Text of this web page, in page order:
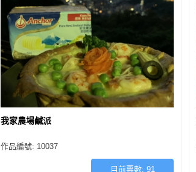
我家農場鹹派
作品編號: 10037
目前票數: 91